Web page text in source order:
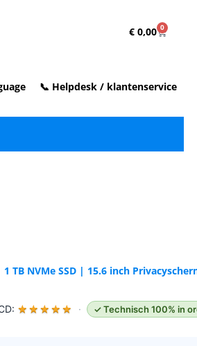
€0,00 0
📞 Helpdesk / klantenservice
TB NVMe SSD | 15.6 inch
★ ★ ★ ★ ★ · ✓ Technisch 100% in